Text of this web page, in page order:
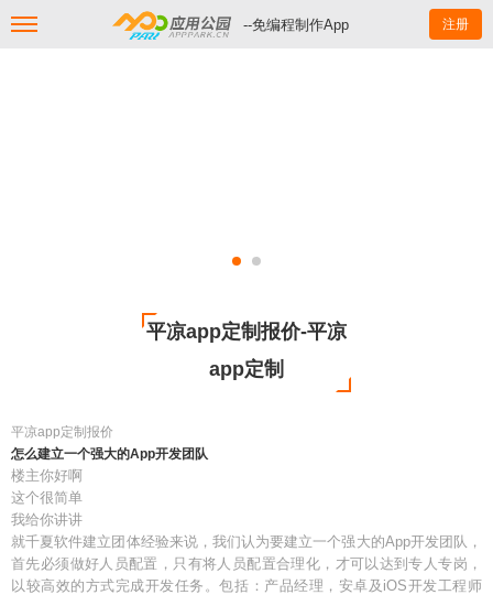
--免编程制作App 注册
平凉app定制报价-平凉
app定制
平凉app定制报价
怎么建立一个强大的App开发团队
楼主你好啊
这个很简单
我给你讲讲
就千夏软件建立团体经验来说，我们认为要建立一个强大的App开发团队，
首先必须做好人员配置，只有将人员配置合理化，才可以达到专人专岗，
以较高效的方式完成开发任务。包括：产品经理，安卓及iOS开发工程师